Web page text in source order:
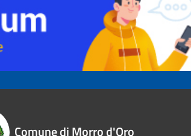
Comune di Morro d'Oro